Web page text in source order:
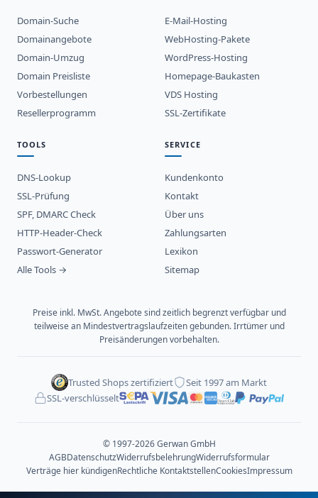
Domain-Suche
Domainangebote
Domain-Umzug
Domain Preisliste
Vorbestellungen
Resellerprogramm
E-Mail-Hosting
WebHosting-Pakete
WordPress-Hosting
Homepage-Baukasten
VDS Hosting
SSL-Zertifikate
TOOLS
DNS-Lookup
SSL-Prüfung
SPF, DMARC Check
HTTP-Header-Check
Passwort-Generator
Alle Tools →
SERVICE
Kundenkonto
Kontakt
Über uns
Zahlungsarten
Lexikon
Sitemap
Preise inkl. MwSt. Angebote sind zeitlich begrenzt verfügbar und
teilweise an Mindestvertragslaufzeiten gebunden. Irrtümer und
Preisänderungen vorbehalten.
Trusted Shops zertifiziert
Seit 1997 am Markt
SSL-verschlüsselt
© 1997-2026 Gerwan GmbH
AGBDatenschutzWiderrufsbelehrungWiderrufsformular
Verträge hier kündigenRechtliche KontaktstellenCookiesImpressum